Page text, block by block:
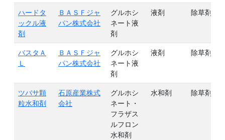
ハードタ
ックル液
剤
ＢＡＳＦジャ
パン株式会社
グルホシ
ネート液
剤
液剤 除草剤
バスタＡ
Ｌ
ＢＡＳＦジャ
パン株式会社
グルホシ
ネート液
剤
液剤 除草剤
ツバサ顆
粒水和剤
石原産業株式
会社
グルホシ
ネート・
フラザス
ルフロン
水和剤
水和剤 除草剤